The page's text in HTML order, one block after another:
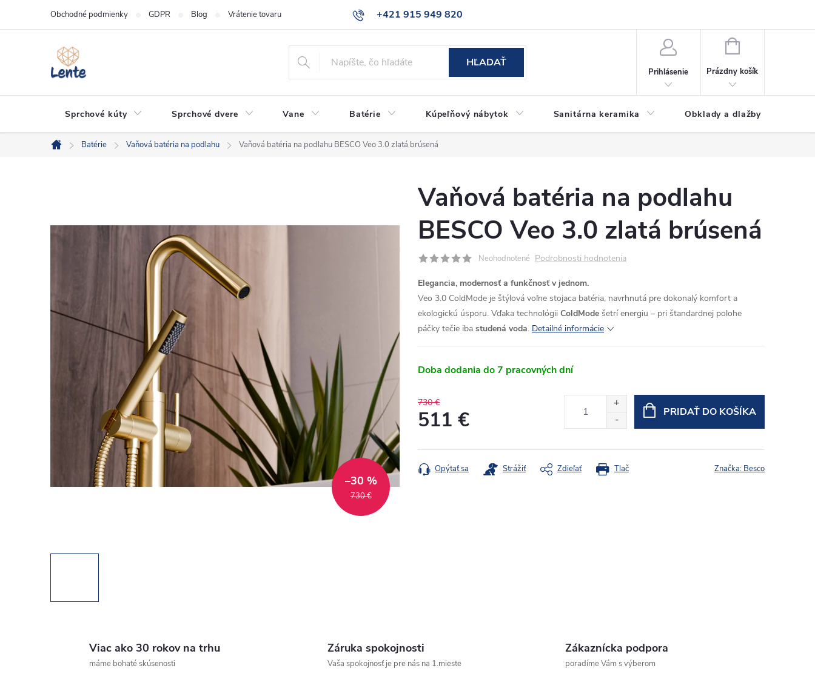
+421 915 949 820
Obchodné podmienky GDPR Blog Vrátenie tovaru
HĽADAŤ
Prihlásenie
NÁKUPNÝ
Prázdny košík
Sprchové kúty Sprchové dvere Vane Batérie Kúpeľňový nábytok Sanitárna keramika Obklady a dlažby
Domov
Batérie Vaňová batéria na podlahu Vaňová batéria na podlahu BESCO Veo 3.0 zlatá brúsená
730 €
–30 %
Vaňová batéria na podlahu
BESCO Veo 3.0 zlatá brúsená
Neohodnotené Podrobnosti hodnotenia
Elegancia, modernosť a funkčnosť v jednom.
Veo 3.0 ColdMode je štýlová voľne stojaca batéria, navrhnutá pre dokonalý komfort a
ekologickú úsporu. Vďaka technológii ColdMode šetrí energiu – pri štandardnej polohe
páčky tečie iba studená voda. Detailné informácie
Doba dodania do 7 pracovných dní
730 €
511 €
cena:
PRIDAŤ DO KOŠÍKA
Tlač
Opýtať sa Strážiť Zdieľať Značka: Besco
Viac ako 30 rokov na trhu
máme bohaté skúsenosti
Záruka spokojnosti
Vaša spokojnosť je pre nás na 1.mieste
Zákaznícka podpora
poradíme Vám s výberom